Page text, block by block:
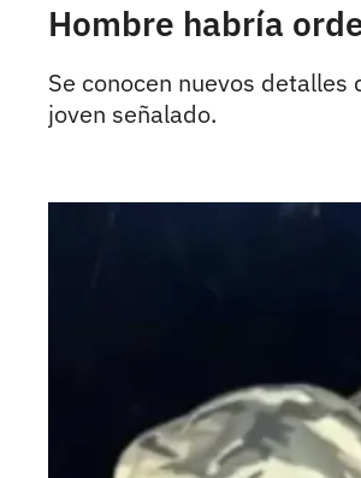
Hombre habría
Se conocen nuevos
joven señalado.